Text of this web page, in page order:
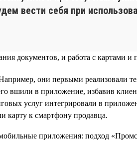
вести себя при
документов, и работа с картами
они первыми реализовали
в приложение, избавив
услуг интегрировали в
карту к смартфону продавца.